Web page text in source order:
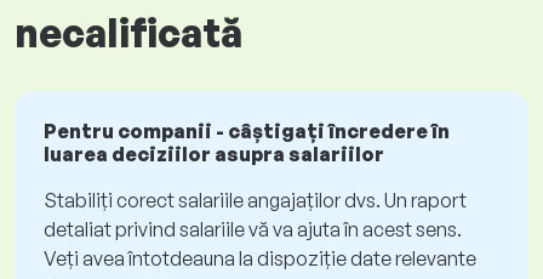
necalificată
Pentru companii - câștigați încredere în
luarea deciziilor asupra salariilor
Stabiliți corect salariile angajaților dvs. Un raport
detaliat privind salariile vă va ajuta în acest sens.
Veți avea întotdeauna la dispoziție date relevante